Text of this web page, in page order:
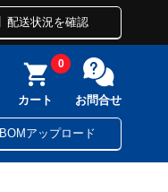
配送状況を確認
カート
0
お問合せ
BOMアップロード